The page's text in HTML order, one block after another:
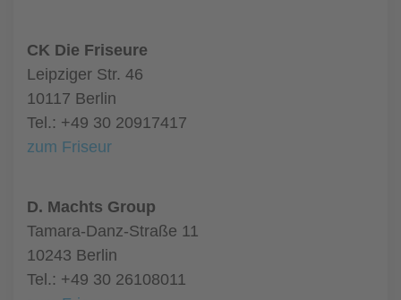
CK Die Friseure
Leipziger Str. 46
10117 Berlin
Tel.: +49 30 20917417
zum Friseur
D. Machts Group
Tamara-Danz-Straße 11
10243 Berlin
Tel.: +49 30 26108011